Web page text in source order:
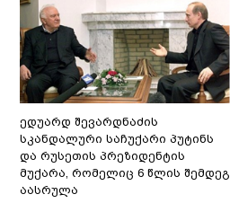
ედუარდ შევარდნაძის
სკანდალური საჩუქარი პუტინს
და რუსეთის პრეზიდენტის
მუქარა, რომელიც 6 წლის შემდეგ
აასრულა